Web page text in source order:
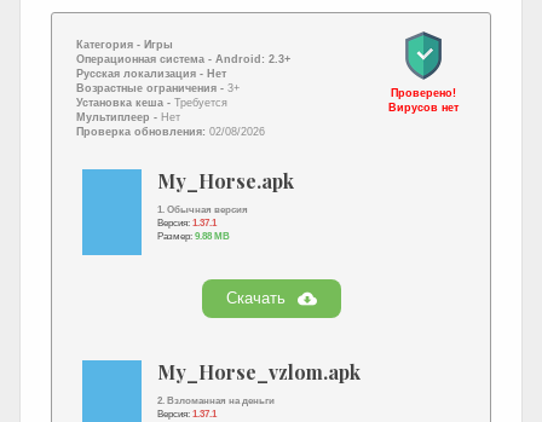
Категория - Игры
Операционная система - Android: 2.3+
Русская локализация - Нет
Возрастные ограничения - 3+
Установка кеша - Требуется
Мультиплеер - Нет
Проверка обновления: 02/08/2026
Проверено!
Вирусов нет
My_Horse.apk
1. Обычная версия
Версия: 1.37.1
Размер: 9.88 MB
Скачать
My_Horse_vzlom.apk
2. Взломанная на деньги
Версия: 1.37.1